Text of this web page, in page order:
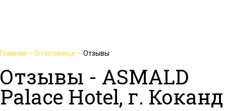
Главная – О гостинице – Отзывы
Отзывы - ASMALD
Palace Hotel, г. Коканд